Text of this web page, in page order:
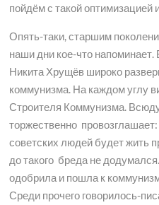
пойдём с такой оптимизацией
Опять-таки, старшим
наши дни кое-что
Никита Хрущёв широко
коммунизма. На каждом углу
Строителя Коммунизма.
торжественно
советских людей будет жить
до такого бреда не
одобрила и пошла к
Среди прочего говорилось-